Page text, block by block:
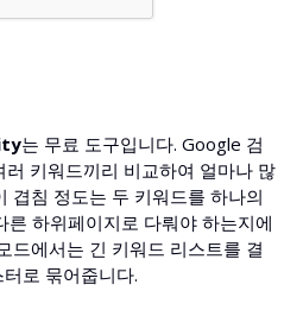
는 무료 도구입니다. Google 검
러 키워드끼리 비교하여 얼마나 많
겹침 정도는 두 키워드를 하나의
하위페이지로 다뤄야 하는지에
드에서는 긴 키워드 리스트를 결
로 묶어줍니다.